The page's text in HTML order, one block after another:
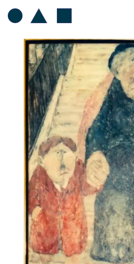
AKIRA
CATALOGUE